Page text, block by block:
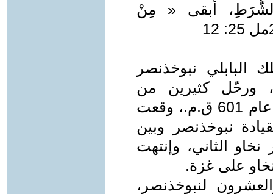
الشُّرَطِ، أبقى « مِنْ
الملك البابلي نبوخذنصر
ورحّل كثيرين من
سكانها إلى بلاد ما بين النهرين. وفي عام 601 ق.م.، وقعت
نبوخذنصر وبين
الثاني، وإنتهت
نخاو على غزة.
والعشرون لنبوخذنصر،